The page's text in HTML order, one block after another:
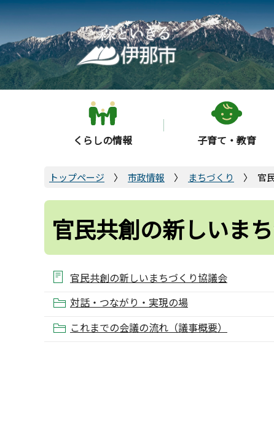
こ
の
ペ
ー
ジ
の
くらしの情報 子育て・教育
トップページ 市政情報 まちづくり 官
官民共創の新しいま
官民共創の新しいまちづくり協議会
対話・つながり・実現の場
これまでの会議の流れ（議事概要）